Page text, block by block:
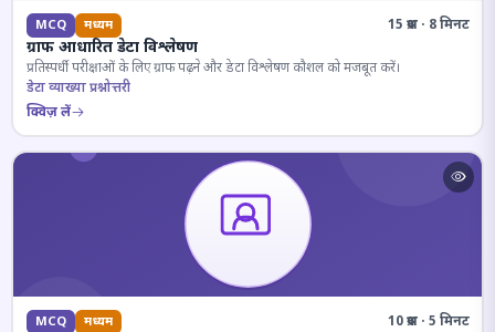
MCQ मध्यम 15 प्रश्न · 8 मिनट
ग्राफ आधारित डेटा विश्लेषण
प्रतिस्पर्धी परीक्षाओं के लिए ग्राफ पढ़ने और डेटा विश्लेषण कौशल को मजबूत करें।
डेटा व्याख्या प्रश्नोत्तरी
क्विज़ लें
MCQ मध्यम 10 प्रश्न · 5 मिनट